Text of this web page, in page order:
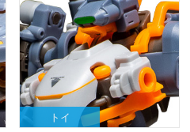
トイ